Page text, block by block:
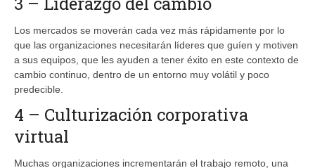
Los mercados se moverán cada vez más rápidamente por lo
que las organizaciones necesitarán líderes que guíen y motiven
a sus equipos, que les ayuden a tener éxito en este contexto de
cambio continuo, dentro de un entorno muy volátil y poco
predecible.
4 – Culturización corporativa
virtual
Muchas organizaciones incrementarán el trabajo remoto, una